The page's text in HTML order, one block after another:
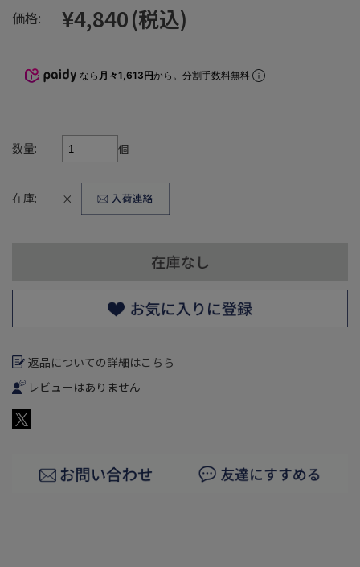
価格: ¥4,840(税込)
なら 月々1,613円から。分割手数料無料
数量: 個
在庫: ×
返品についての詳細はこちら
レビューはありません